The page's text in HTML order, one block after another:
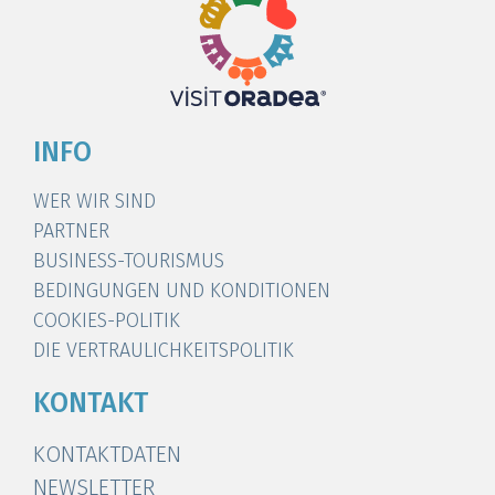
INFO
WER WIR SIND
PARTNER
BUSINESS-TOURISMUS
BEDINGUNGEN UND KONDITIONEN
COOKIES-POLITIK
DIE VERTRAULICHKEITSPOLITIK
KONTAKT
KONTAKTDATEN
NEWSLETTER